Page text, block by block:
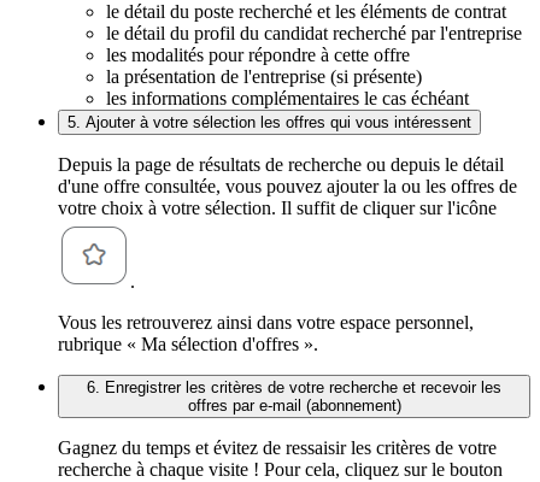
le détail du poste recherché et les éléments de contrat
le détail du profil du candidat recherché par l'entreprise
les modalités pour répondre à cette offre
la présentation de l'entreprise (si présente)
les informations complémentaires le cas échéant
5. Ajouter à votre sélection les offres qui vous intéressent
Depuis la page de résultats de recherche ou depuis le détail
d'une offre consultée, vous pouvez ajouter la ou les offres de
votre choix à votre sélection. Il suffit de cliquer sur l'icône
.
Vous les retrouverez ainsi dans votre espace personnel,
rubrique « Ma sélection d'offres ».
6. Enregistrer les critères de votre recherche et recevoir les
offres par e-mail (abonnement)
Gagnez du temps et évitez de ressaisir les critères de votre
recherche à chaque visite ! Pour cela, cliquez sur le bouton